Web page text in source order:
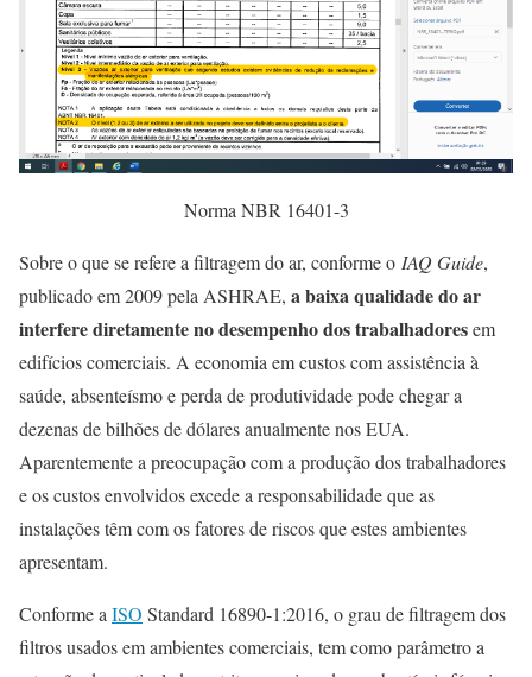
Norma NBR 16401-3
Sobre o que se refere a filtragem do ar, conforme o IAQ Guide,
publicado em 2009 pela ASHRAE, a baixa qualidade do ar
interfere diretamente no desempenho dos trabalhadoresem
edifícios comerciais. A economia em custos com assistência à
saúde, absenteísmo e perda de produtividade pode chegar a
dezenas de bilhões de dólares anualmente nos EUA.
Aparentemente a preocupação com a produção dos trabalhadores
e os custos envolvidos excede a responsabilidade que as
instalações têm com os fatores de riscos que estes ambientes
apresentam.
Conforme a ISO Standard 16890-1:2016, o grau de filtragem dos
filtros usados em ambientes comerciais, tem como parâmetro a